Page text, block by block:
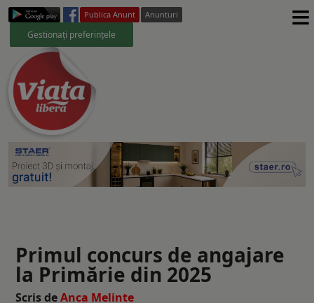
Publica Anunt Anunturi
Gestionați preferințele ≡
Primul concurs de angajare
la Primărie din 2025
Scris deAnca Melinte